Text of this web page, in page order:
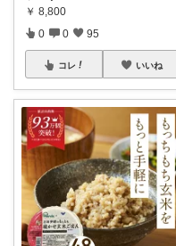
￥ 8,800
0 0 95
コレ いいね